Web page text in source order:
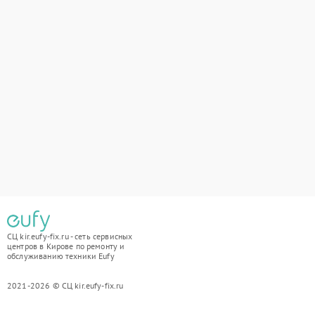
СЦ kir.eufy-fix.ru - сеть сервисных
центров в Кирове по ремонту и
обслуживанию техники Eufy
2021-2026 © СЦ kir.eufy-fix.ru